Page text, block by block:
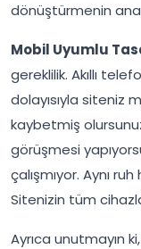
dönüştürmenin
Mobil Uyumlu
gereklilik. Akıllı
dolayısıyla siteniz
kaybetmiş
görüşmesi
çalışmıyor. Aynı
Sitenizin tüm
Ayrıca unutmayın